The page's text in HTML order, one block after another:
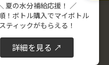
レクト
All Rights Reserved
夏の水分補給応援！ ／
！ボトル購入でマイボトル
スティックがもらえる！
詳細を見る ↗